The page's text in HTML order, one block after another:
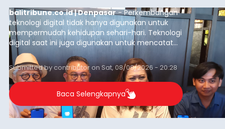
balitribune.co.id | Denpasar- Perkembangan
teknologi digital tidak hanya digunakan untuk
mempermudah kehidupan sehari-hari. Teknologi
digital saat ini juga digunakan untuk mencatat
dan mengelola data base alumni dari suatu
sekolah, salah satunya adalah alumni SMA 1
Denpasar.
Submitted bycontributoronSat, 08/08/2026 - 20:28
Baca Selengkapnya